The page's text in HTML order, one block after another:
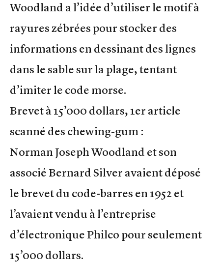
Woodland a l’idée d’utiliser le motif à
rayures zébrées pour stocker des
informations en dessinant des lignes
dans le sable sur la plage, tentant
d’imiter le code morse.
Brevet à 15’000 dollars, 1er article
scanné des chewing-gum :
Norman Joseph Woodland et son
associé Bernard Silver avaient déposé
le brevet du code-barres en 1952 et
l’avaient vendu à l’entreprise
d’électronique Philco pour seulement
15’000 dollars.